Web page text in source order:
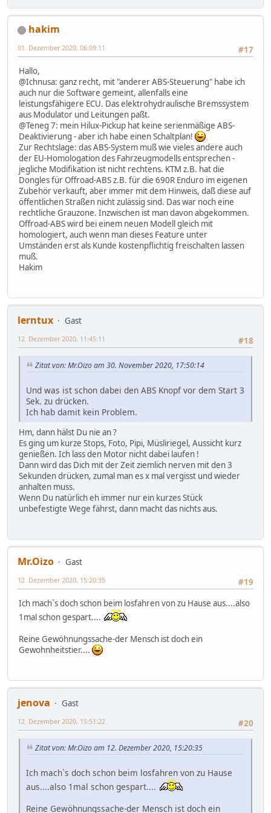
hakim
#17
01. Dezember 2020, 06:09:11
Hallo,
@Ichnusa: ganz recht, mit "anderer ABS-Steuerung" habe ich
auch nur die Software gemeint, allenfalls eine
leistungsfähigere ECU. Das elektrohydraulische Bremssystem
aus Modulator und Leitungen paßt.
@Teneg 7: mein Hilux-Pickup hat keine serienmäßige ABS-
Deaktivierung - aber ich habe einen Schaltplan!
Zur Rechtslage: das ABS-System muß wie vieles andere auch
der EU-Homologation des Fahrzeugmodells entsprechen -
jegliche Modifikation ist nicht rechtens. KTM z.B. hat die
Dongles für Offroad-ABS z.B. für die 690R Enduro im eigenen
Zubehör verkauft, aber immer mit dem Hinweis, daß diese auf
öffentlichen Straßen nicht zulässig sind. Das war noch eine
rechtliche Grauzone. Inzwischen ist man davon abgekommen.
Offroad-ABS wird bei einem neuen Modell gleich mit
homologiert, auch wenn man dieses Feature unter
Umständen erst als Kunde kostenpflichtig freischalten lassen
muß.
Hakim
lerntux
Gast
#18
12. Dezember 2020, 11:45:11
Zitat von: Mr.Oizo am 30. November 2020, 17:50:14
Und was ist schon dabei den ABS Knopf vor dem Start 3
Sek. zu drücken.
Ich hab damit kein Problem.
Hm, dann hälst Du nie an ?
Es ging um kurze Stops, Foto, Pipi, Müsliriegel, Aussicht kurz
genießen. Ich lass den Motor nicht dabei laufen !
Dann wird das Dich mit der Zeit ziemlich nerven mit den 3
Sekunden drücken, zumal man es x mal vergisst und wieder
anhalten muss.
Wenn Du natürlich eh immer nur ein kurzes Stück
unbefestigte Wege fährst, dann macht das nichts aus.
Mr.Oizo
Gast
#19
12. Dezember 2020, 15:20:35
Ich mach`s doch schon beim losfahren von zu Hause aus....also
1mal schon gespart....
Reine Gewöhnungssache-der Mensch ist doch ein
Gewohnheitstier....
jenova
Gast
#20
12. Dezember 2020, 15:51:22
Zitat von: Mr.Oizo am 12. Dezember 2020, 15:20:35
Ich mach`s doch schon beim losfahren von zu Hause
aus....also 1mal schon gespart....
Reine Gewöhnungssache-der Mensch ist doch ein